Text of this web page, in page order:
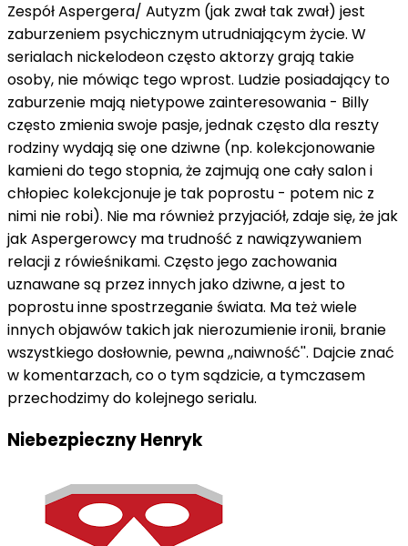
Zespół Aspergera/ Autyzm (jak zwał tak zwał) jest
zaburzeniem psychicznym utrudniającym życie. W
serialach nickelodeon często aktorzy grają takie
osoby, nie mówiąc tego wprost. Ludzie posiadający to
zaburzenie mają nietypowe zainteresowania - Billy
często zmienia swoje pasje, jednak często dla reszty
rodziny wydają się one dziwne (np. kolekcjonowanie
kamieni do tego stopnia, że zajmują one cały salon i
chłopiec kolekcjonuje je tak poprostu - potem nic z
nimi nie robi). Nie ma również przyjaciół, zdaje się, że jak
jak Aspergerowcy ma trudność z nawiązywaniem
relacji z rówieśnikami. Często jego zachowania
uznawane są przez innych jako dziwne, a jest to
poprostu inne spostrzeganie świata. Ma też wiele
innych objawów takich jak nierozumienie ironii, branie
wszystkiego dosłownie, pewna ,,naiwność''. Dajcie znać
w komentarzach, co o tym sądzicie, a tymczasem
przechodzimy do kolejnego serialu.
Niebezpieczny Henryk